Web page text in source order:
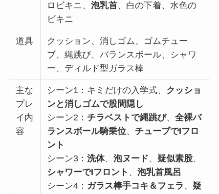
ロビキニ、泡乳首、白の下着、水色の
ビキニ
道具
クッション、消しゴム、ゴムチュー
ブ、縄跳び、バランスボール、シャワ
ー、ディルド型ガラス棒
主な
プレ
イ内
容
シーン1：キミだけの入学式、 クッショ
ンと消しゴムで股間隠し
シーン2： チラベストで縄跳び、全裸バ
ランスボール騎乗位、 チューブでIフロ
ント
シーン3：洗体、泡ヌード、 疑似素股、
シャワーでIフロント 、泡乳首風呂
シーン4： ガラス棒手コキ＆フェラ 、 疑